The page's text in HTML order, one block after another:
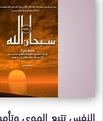
النفس تتبع الهوى